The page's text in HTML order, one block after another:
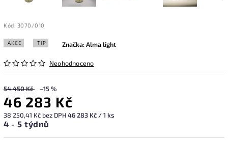
Kód: 3070/010
AKCE TIP
Neohodnoceno
Značka:Alma light
54 450 Kč –15 %
46 283 Kč
38 250,41 Kč bez DPH46 283 Kč / 1 ks
4 - 5 týdnů